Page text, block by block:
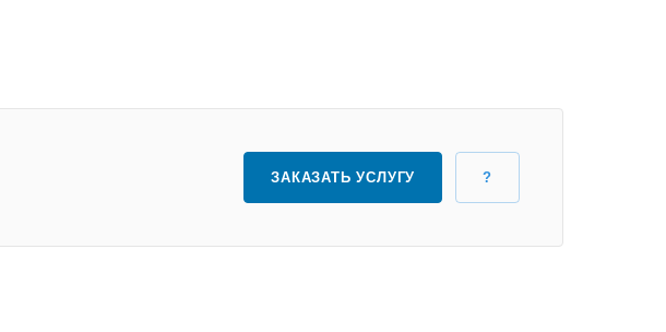
ЗАКАЗАТЬ УСЛУГУ ?